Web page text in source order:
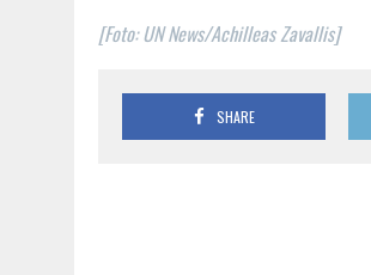
[Foto: UN News/Achilleas Zavallis]
SHARE